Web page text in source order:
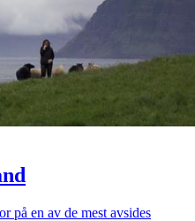
på en av de mest avsides